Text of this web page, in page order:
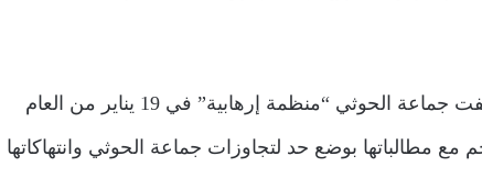
وكانت إدارة الرئيس الأمريكي السابق دونالد ترامب قد صنفت جماعة الحوثي “منظمة إرهابية” في 19 يناير من العام
مع مطالباتها بوضع حد لتجاوزات جماعة الحوثي وانتهاكاتها